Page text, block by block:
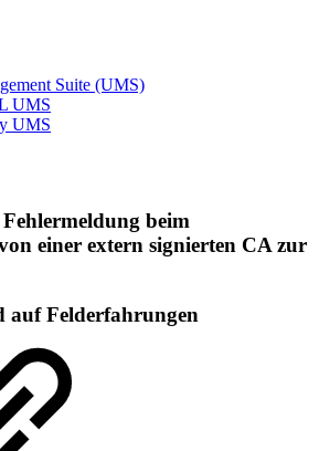
Suite (UMS)
UMS
UMS
beim
einer extern signierten CA zur
auf Felderfahrungen